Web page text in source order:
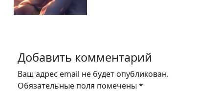
Добавить комментарий
Ваш адрес email не будет опубликован.
Обязательные поля помечены *